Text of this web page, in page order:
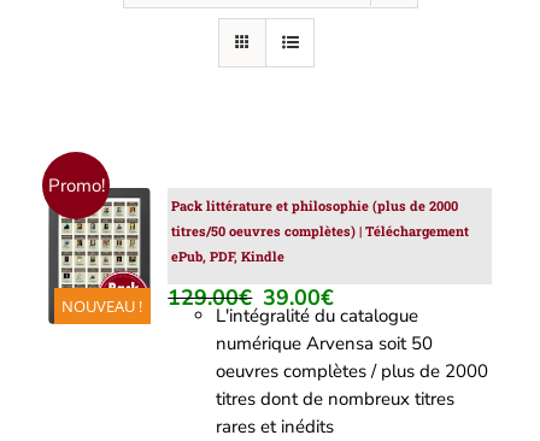
Promo!
NOUVEAU !
AJOUTER
AU
PANIER
/
DÉTAILS
Pack littérature et philosophie (plus de 2000
titres/50 oeuvres complètes) | Téléchargement
ePub, PDF, Kindle
129.00€ Le
prix
initial
était :
129.00€.
39.00€Le
prix
actuel
est :
39.00€.
L'intégralité du catalogue
numérique Arvensa soit 50
oeuvres complètes / plus de 2000
titres dont de nombreux titres
rares et inédits